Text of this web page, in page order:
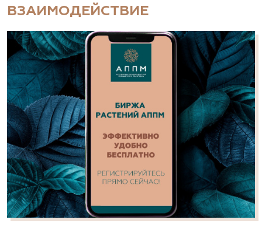
ВЗАИМОДЕЙСТВИЕ